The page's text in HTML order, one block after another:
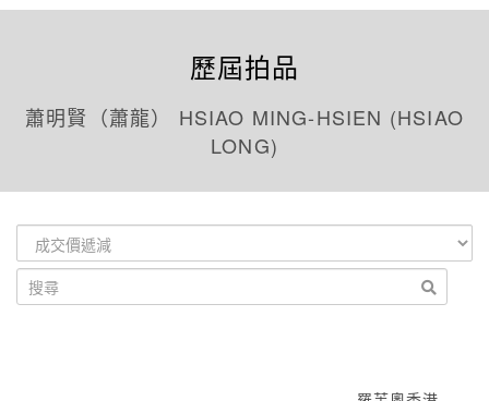
歷屆拍品
蕭明賢（蕭龍） HSIAO MING-HSIEN (HSIAO
LONG)